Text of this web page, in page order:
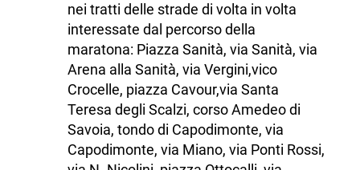
nei tratti delle strade di volta in volta
interessate dal percorso della
maratona: Piazza Sanità, via Sanità, via
Arena alla Sanità, via Vergini,vico
Crocelle, piazza Cavour,via Santa
Teresa degli Scalzi, corso Amedeo di
Savoia, tondo di Capodimonte, via
Capodimonte, via Miano, via Ponti Rossi,